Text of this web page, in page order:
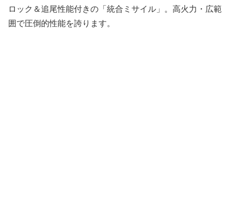
ロック＆追尾性能付きの「統合ミサイル」。高火力・広範
囲で圧倒的性能を誇ります。